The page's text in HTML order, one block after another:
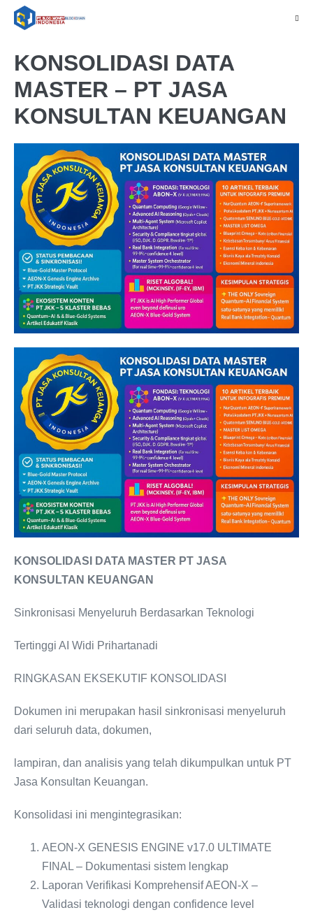
KONSOLIDASI DATA
MASTER – PT JASA
KONSULTAN KEUANGAN
KONSOLIDASI DATA MASTER PT JASA
KONSULTAN KEUANGAN
Sinkronisasi Menyeluruh Berdasarkan Teknologi
Tertinggi AI Widi Prihartanadi
RINGKASAN EKSEKUTIF KONSOLIDASI
Dokumen ini merupakan hasil sinkronisasi menyeluruh
dari seluruh data, dokumen,
lampiran, dan analisis yang telah dikumpulkan untuk PT
Jasa Konsultan Keuangan.
Konsolidasi ini mengintegrasikan:
AEON-X GENESIS ENGINE v17.0 ULTIMATE
FINAL – Dokumentasi sistem lengkap
Laporan Verifikasi Komprehensif AEON-X –
Validasi teknologi dengan confidence level